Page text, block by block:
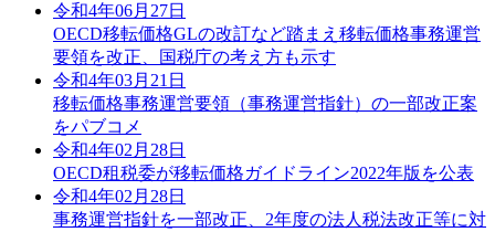
令和4年06月27日
OECD移転価格GLの改訂など踏まえ移転価格事務運営
要領を改正、国税庁の考え方も示す
令和4年03月21日
移転価格事務運営要領（事務運営指針）の一部改正案
をパブコメ
令和4年02月28日
OECD租税委が移転価格ガイドライン2022年版を公表
令和4年02月28日
事務運営指針を一部改正、2年度の法人税法改正等に対